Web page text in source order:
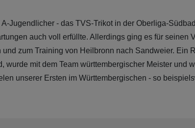
Jugendlicher - das TVS-Trikot in der Oberliga-
auch voll erfüllte. Allerdings ging es für seinen
zum Training von Heilbronn nach Sandweier. Ein
mit dem Team württembergischer Meister und
unserer Ersten im Württembergischen - so